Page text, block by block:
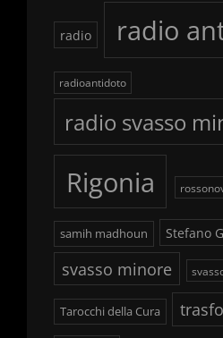
radio radio
radioantidoto
radio svasso
Rigonia
samih madhoun Stefano
svasso minore
Tarocchi della Cura